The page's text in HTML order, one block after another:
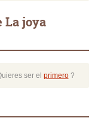
La joya
ser el primero?